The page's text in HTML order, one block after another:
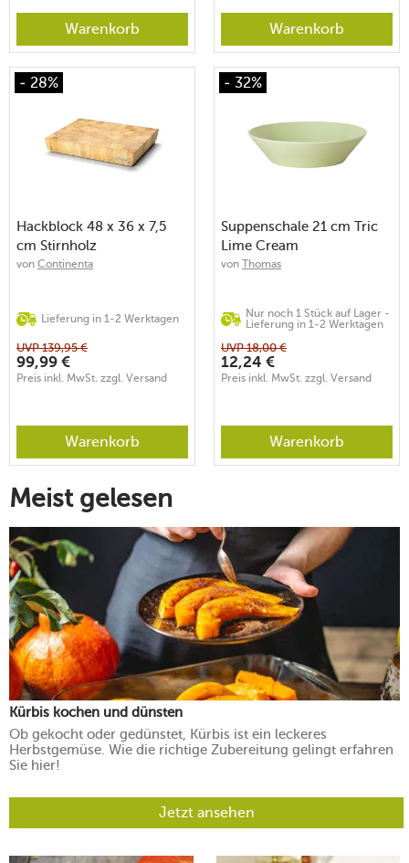
Warenkorb Warenkorb
- 28%
Hackblock 48 x 36 x 7,5
cm Stirnholz
von Continenta
Lieferung in 1-2 Werktagen
UVP139,95 €
99,99 €
Preis inkl. MwSt. zzgl. Versand
Warenkorb
- 32%
Suppenschale 21 cm Tric
Lime Cream
von Thomas
Nur noch 1 Stück auf Lager -
Lieferung in 1-2 Werktagen
UVP18,00 €
12,24 €
Preis inkl. MwSt. zzgl. Versand
Warenkorb
Meist gelesen
Kürbis kochen und dünsten
Ob gekocht oder gedünstet, Kürbis ist ein leckeres
Herbstgemüse. Wie die richtige Zubereitung gelingt erfahren
Sie hier!
Jetzt ansehen